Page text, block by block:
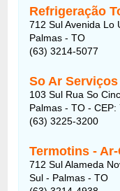
Refrigeração
712 Sul Avenida Lo
Palmas - TO
(63) 3214-5077
So Ar
103 Sul Rua So
Palmas - TO -
(63) 3225-3200
Termotins -
712 Sul Alameda
Sul - Palmas - TO